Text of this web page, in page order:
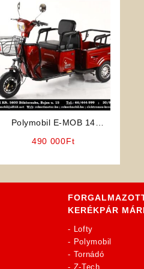
Polymobil E-MOB 14
490 000Ft
KERÉKPÁR
-
Lofty
- Polymobil
- Tornádó
- Z-Tech